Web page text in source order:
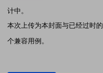
计中。
本次上传为本封面与已经过时的
个兼容用例。